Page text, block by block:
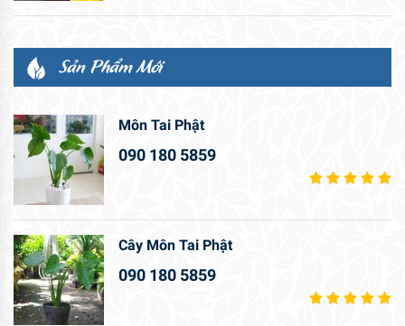
Sản Phẩm Mới
Môn Tai Phật
090 180 5859
Cây Môn Tai Phật
090 180 5859